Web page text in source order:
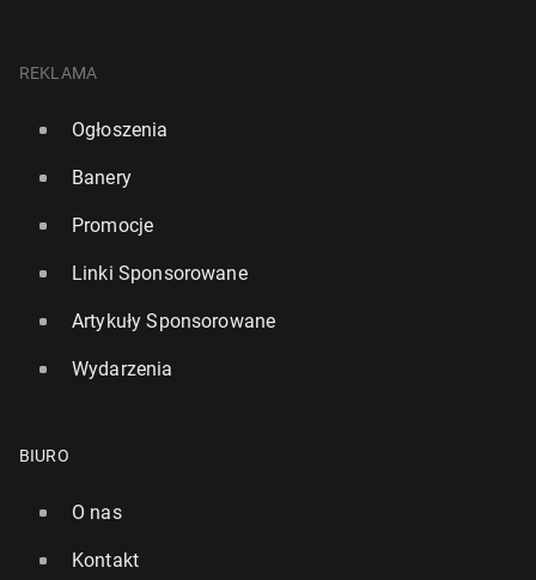
REKLAMA
Ogłoszenia
Banery
Promocje
Linki Sponsorowane
Artykuły Sponsorowane
Wydarzenia
BIURO
O nas
Kontakt